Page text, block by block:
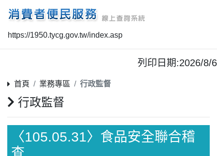
https://1950.tycg.gov.tw/index.asp
列印日期:2026/8/6
首頁 業務專區 行政監督
行政監督
〈105.05.31〉食品安全聯合稽
查